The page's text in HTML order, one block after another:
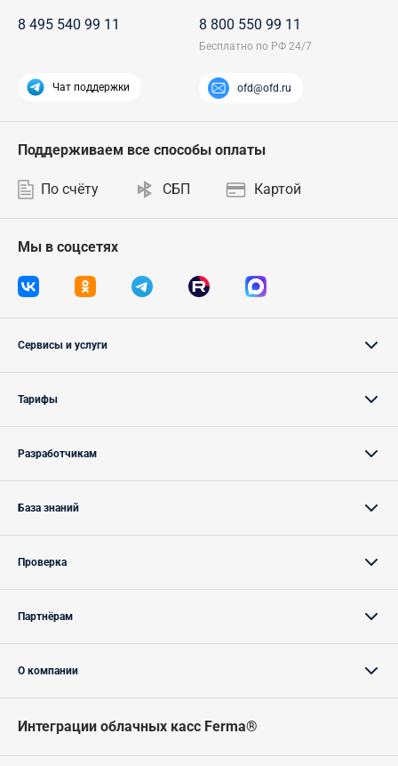
8 495 540 99 11 8 800 550 99 11
Чат поддержки ofd@ofd.ru
Мы в соцсетях
Поддерживаем все способы оплаты
По счёту СБП Картой
Сервисы и услуги
Тарифы
Разработчикам
База знаний
Проверка
Партнёрам
О компании
Интеграции облачных касс Ferma®